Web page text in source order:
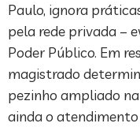
Paulo, ignora
pela rede privada –
Poder Público. Em
magistrado
pezinho ampliado
ainda o